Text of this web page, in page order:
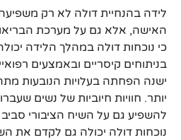
לידה בהנחיית דולה לא רק
האישה, אלא גם על מערכת
כי נוכחות דולה במהלך הלידה
בניתוחים קיסריים ובאמצעים
ישנה הפחתה בעלויות הנובעות
יותר. חוויות חיוביות של נשים
להשפיע גם על השיח הציבורי
נוכחות דולה יכולה גם לקדם את